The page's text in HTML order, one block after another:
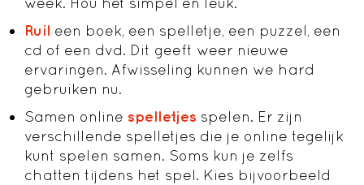
Ruil een boek, een spelletje, een puzzel, een
cd of een dvd. Dit geeft weer nieuwe
ervaringen. Afwisseling kunnen we hard
gebruiken nu.
Samen online spelletjes spelen. Er zijn
verschillende spelletjes die je online tegelijk
kunt spelen samen. Soms kun je zelfs
chatten tijdens het spel. Kies bijvoorbeeld